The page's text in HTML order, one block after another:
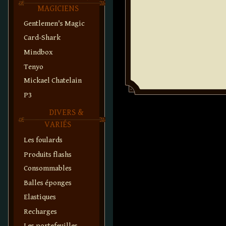
MAGICIENS
Gentlemen's Magic
Card-Shark
Mindbox
Tenyo
Mickael Chatelain
P3
DIVERS &
VARIÉS
Les foulards
Produits flashs
Consommables
Balles éponges
Elastiques
Recharges